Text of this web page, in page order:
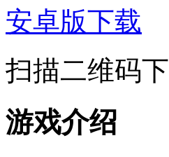
安卓版下载
扫描二维码
游戏介绍